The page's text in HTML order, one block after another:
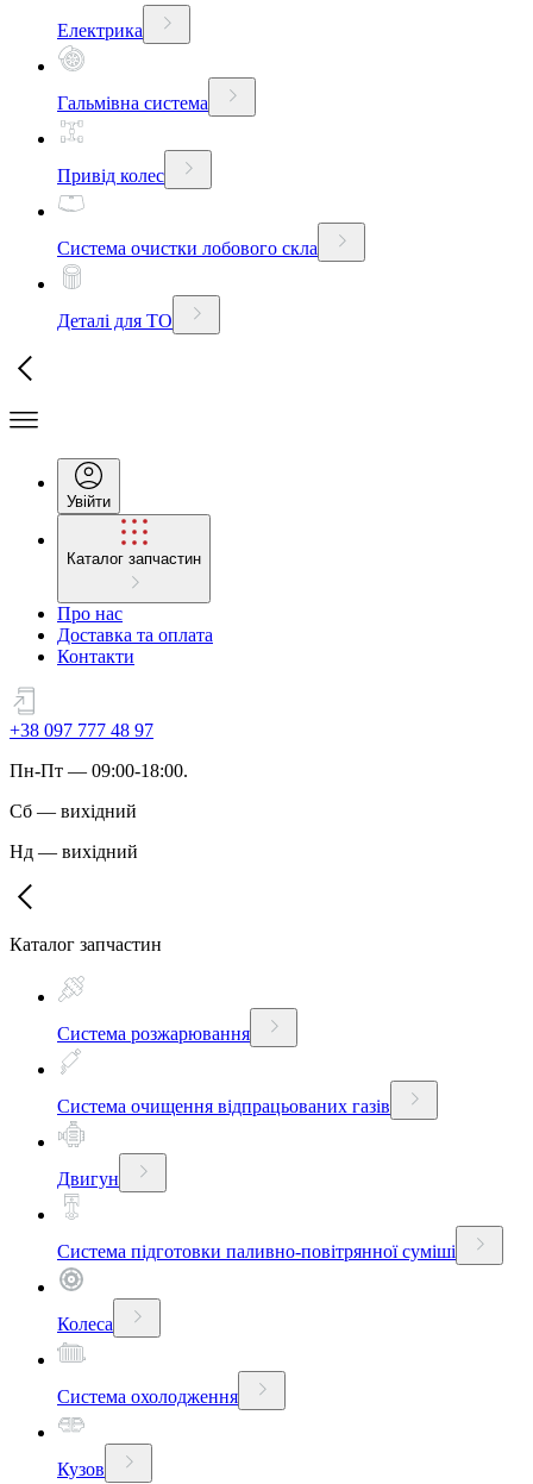
Електрика
Гальмівна система
Привід колес
Система очистки лобового скла
Деталі для ТО
Увійти
Каталог запчастин
Про нас
Доставка та оплата
Контакти
+38 097 777 48 97
Пн-Пт — 09:00-18:00.
Сб — вихідний
Нд — вихідний
Каталог запчастин
Система розжарювання
Система очищення відпрацьованих газів
Двигун
Система підготовки паливно-повітрянної суміші
Колеса
Система охолодження
Кузов